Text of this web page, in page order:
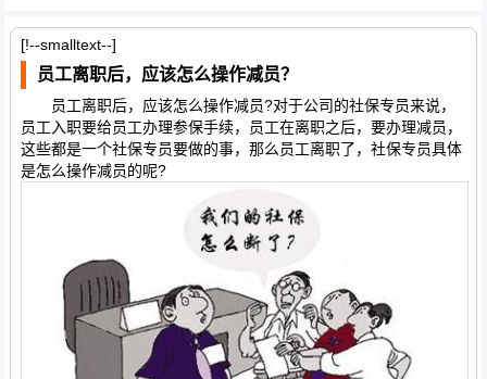
[!--smalltext--]
员工离职后，应该怎么操作减员？
员工离职后，应该怎么操作减员?对于公司的社保专员来说，
员工入职要给员工办理参保手续，员工在离职之后，要办理减员，
这些都是一个社保专员要做的事，那么员工离职了，社保专员具体
是怎么操作减员的呢?